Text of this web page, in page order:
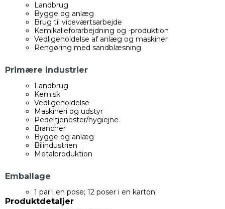
Landbrug
Bygge og anlæg
Brug til viceværtsarbejde
Kemikalieforarbejdning og -produktion
Vedligeholdelse af anlæg og maskiner
Rengøring med sandblæsning
Primære industrier
Landbrug
Kemisk
Vedligeholdelse
Maskineri og udstyr
Pedeltjenester/hygiejne
Brancher
Bygge og anlæg
Bilindustrien
Metalproduktion
Emballage
1 par i en pose; 12 poser i en karton
Produktdetaljer